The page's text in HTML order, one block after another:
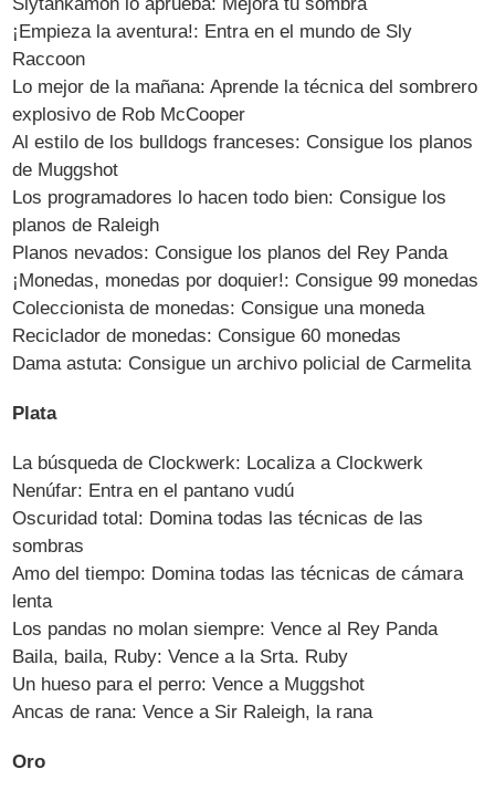
Slytankamón lo aprueba: Mejora tu sombra
¡Empieza la aventura!: Entra en el mundo de Sly
Raccoon
Lo mejor de la mañana: Aprende la técnica del sombrero
explosivo de Rob McCooper
Al estilo de los bulldogs franceses: Consigue los planos
de Muggshot
Los programadores lo hacen todo bien: Consigue los
planos de Raleigh
Planos nevados: Consigue los planos del Rey Panda
¡Monedas, monedas por doquier!: Consigue 99 monedas
Coleccionista de monedas: Consigue una moneda
Reciclador de monedas: Consigue 60 monedas
Dama astuta: Consigue un archivo policial de Carmelita
Plata
La búsqueda de Clockwerk: Localiza a Clockwerk
Nenúfar: Entra en el pantano vudú
Oscuridad total: Domina todas las técnicas de las
sombras
Amo del tiempo: Domina todas las técnicas de cámara
lenta
Los pandas no molan siempre: Vence al Rey Panda
Baila, baila, Ruby: Vence a la Srta. Ruby
Un hueso para el perro: Vence a Muggshot
Ancas de rana: Vence a Sir Raleigh, la rana
Oro